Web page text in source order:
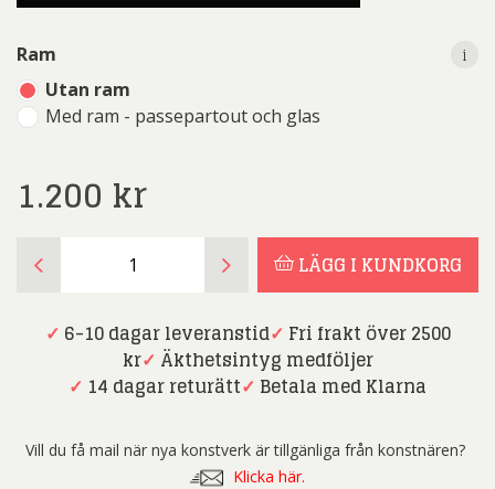
Ram
Utan ram
Med ram - passepartout och glas
i
1.200 kr
i
Palmér
Gänget
Litografi
LÄGG I KUNDKORG
✓ 6-10 dagar leveranstid✓ Fri frakt över 2500
kr✓ Äkthetsintyg medföljer
✓ 14 dagar returätt✓ Betala med Klarna
Vill du få mail när nya konstverk är tillgänliga från konstnären?
Klicka här.